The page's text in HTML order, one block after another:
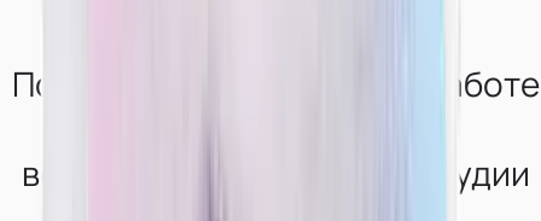
Получи консультацию по работе
вебкам-сфере от нашей студии